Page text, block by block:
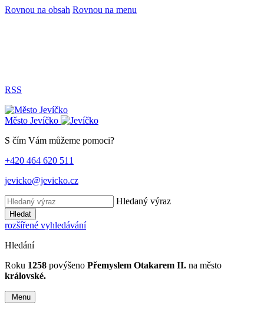
Rovnou na obsah Rovnou na menu
RSS
Město Jevíčko
S čím Vám můžeme pomoci?
+420 464 620 511
jevicko@jevicko.cz
Hledaný výraz
Hledat
rozšířené vyhledávání
Hledání
Roku 1258 povýšeno Přemyslem Otakarem II. na město
královské.
Menu